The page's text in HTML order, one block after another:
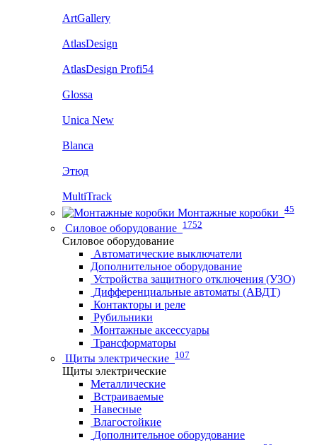
ArtGallery
AtlasDesign
AtlasDesign Profi54
Glossa
Unica New
Blanca
Этюд
MultiTrack
Монтажные коробки 45
Силовое оборудование 1752
Силовое оборудование
Автоматические выключатели
Дополнительное оборудование
Устройства защитного отключения (УЗО)
Дифференциальные автоматы (АВДТ)
Контакторы и реле
Рубильники
Монтажные аксессуары
Трансформаторы
Щиты электрические 107
Щиты электрические
Металлические
Встраиваемые
Навесные
Влагостойкие
Дополнительное оборудование